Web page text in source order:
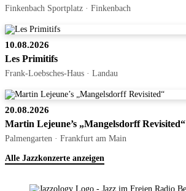
Finkenbach Sportplatz · Finkenbach
10.08.2026
Les Primitifs
Frank-Loebsches-Haus · Landau
20.08.2026
Martin Lejeune’s „Mangelsdorff Revisited“
Palmengarten · Frankfurt am Main
Alle Jazzkonzerte anzeigen